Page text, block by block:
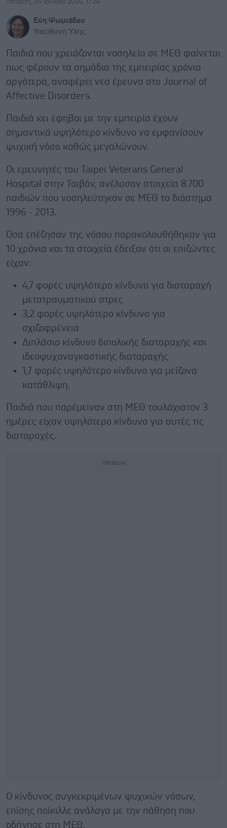
Εύη Ψωμιάδου
Υπεύθυνη Ύλης
Παιδιά που χρειάζονται νοσηλεία σε ΜΕΘ φαίνεται
πως φέρουν τα σημάδια της εμπειρίας χρόνια
αργότερα, αναφέρει νεα έρευνα στο Journal of
Affective Disorders.
Παιδιά κει έφηβοι με την εμπειρία έχουν
σημαντικά υψηλότερο κίνδυνο να εμφανίσουν
ψυχική νόσο καθώς μεγαλώνουν.
Οι ερευνητές του Taipei Veterans General
Hospital στην Ταιβάν, ανέλυσαν στοιχεία 8.700
παιδιών που νοσηλεύτηκαν σε ΜΕΘ το διάστημα
1996 - 2013.
Οσα επέζησαν της νόσου παρακολουθήθηκαν για
10 χρόνια και τα στοιχεία έδειξαν ότι οι επιζώντες
είχαν:
4,7 φορές υψηλότερο κίνδυνο για διαταραχή
μετατραυματικού στρες
3,2 φορές υψηλότερο κίνδυνο για
σχιζοφρένεια
Διπλάσιο κίνδυνο διπολικής διαταραχής και
ιδεοψυχαναγκαστικής διαταραχής
1,7 φορές υψηλότερο κίνδυνο για μείζονα
κατάθλιψη.
Παιδιά που παρέμειναν στη ΜΕΘ τουλάχιστον 3
ημέρες είχαν υψηλότερο κίνδυνο για αυτές τις
διαταραχές.
Ο κίνδυνος συγκεκριμένων ψυχικών νόσων,
επίσης ποίκιλλε ανάλογα με την πάθηση που
οδήγησε στη ΜΕΘ.